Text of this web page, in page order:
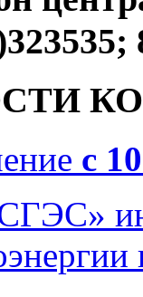
с